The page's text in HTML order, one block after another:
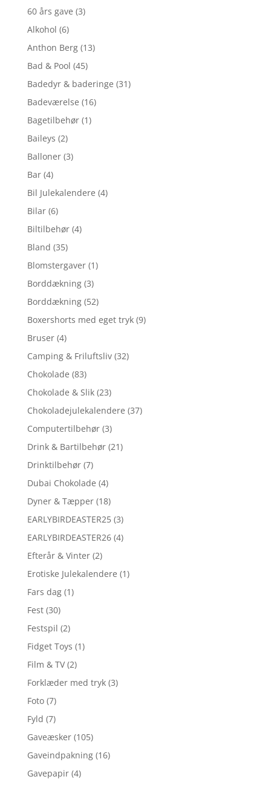
60 års gave (3)
Alkohol (6)
Anthon Berg (13)
Bad & Pool (45)
Badedyr & baderinge (31)
Badeværelse (16)
Bagetilbehør (1)
Baileys (2)
Balloner (3)
Bar (4)
Bil Julekalendere (4)
Bilar (6)
Biltilbehør (4)
Bland (35)
Blomstergaver (1)
Borddækning (3)
Borddækning (52)
Boxershorts med eget tryk (9)
Bruser (4)
Camping & Friluftsliv (32)
Chokolade (83)
Chokolade & Slik (23)
Chokoladejulekalendere (37)
Computertilbehør (3)
Drink & Bartilbehør (21)
Drinktilbehør (7)
Dubai Chokolade (4)
Dyner & Tæpper (18)
EARLYBIRDEASTER25 (3)
EARLYBIRDEASTER26 (4)
Efterår & Vinter (2)
Erotiske Julekalendere (1)
Fars dag (1)
Fest (30)
Festspil (2)
Fidget Toys (1)
Film & TV (2)
Forklæder med tryk (3)
Foto (7)
Fyld (7)
Gaveæsker (105)
Gaveindpakning (16)
Gavepapir (4)